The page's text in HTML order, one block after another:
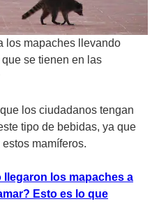
los mapaches llevando
se tienen en las
los ciudadanos tengan
tipo de bebidas, ya que
mamíferos.
llegaron los mapaches a
Esto es lo que